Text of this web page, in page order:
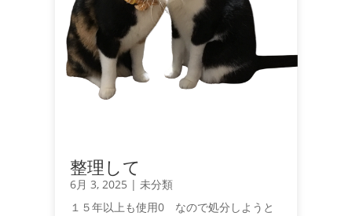
整理して
6月 3, 2025 | 未分類
１５年以上も使用0 なので処分しようと